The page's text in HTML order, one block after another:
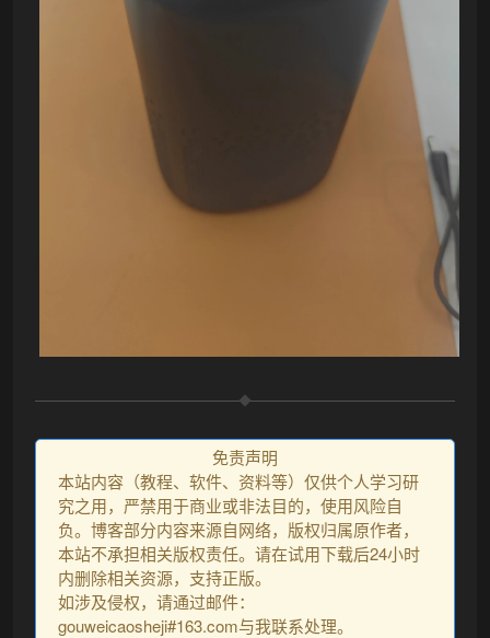
免责声明
本站内容（教程、软件、资料等）仅供个人学习研
究之用，严禁用于商业或非法目的，使用风险自
负。博客部分内容来源自网络，版权归属原作者，
本站不承担相关版权责任。请在试用下载后24小时
内删除相关资源，支持正版。
如涉及侵权，请通过邮件：
gouweicaosheji#163.com与我联系处理。